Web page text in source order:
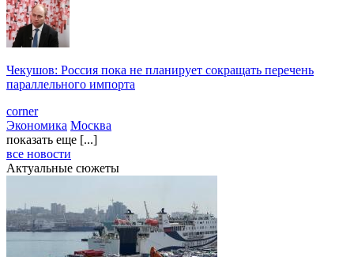
Чекушов: Россия пока не планирует сокращать перечень
параллельного импорта
corner
Экономика Москва
показать еще [...]
все новости
Актуальные сюжеты